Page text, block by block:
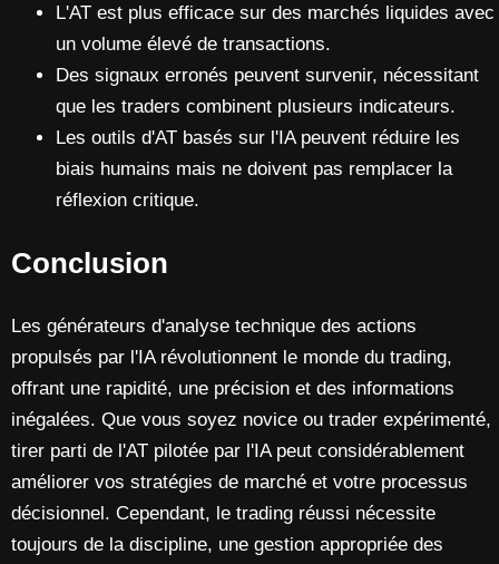
L'AT est plus efficace sur des marchés liquides avec
un volume élevé de transactions.
Des signaux erronés peuvent survenir, nécessitant
que les traders combinent plusieurs indicateurs.
Les outils d'AT basés sur l'IA peuvent réduire les
biais humains mais ne doivent pas remplacer la
réflexion critique.
Conclusion
Les générateurs d'analyse technique des actions
propulsés par l'IA révolutionnent le monde du trading,
offrant une rapidité, une précision et des informations
inégalées. Que vous soyez novice ou trader expérimenté,
tirer parti de l'AT pilotée par l'IA peut considérablement
améliorer vos stratégies de marché et votre processus
décisionnel. Cependant, le trading réussi nécessite
toujours de la discipline, une gestion appropriée des